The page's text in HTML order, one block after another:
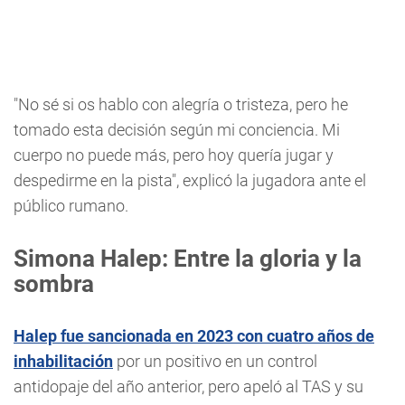
"No sé si os hablo con alegría o tristeza, pero he
tomado esta decisión según mi conciencia. Mi
cuerpo no puede más, pero hoy quería jugar y
despedirme en la pista", explicó la jugadora ante el
público rumano.
Simona Halep: Entre la gloria y la
sombra
Halep fue sancionada en 2023 con cuatro años de
inhabilitación por un positivo en un control
antidopaje del año anterior, pero apeló al TAS y su